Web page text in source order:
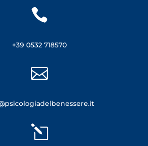

+39 0532 718570

l